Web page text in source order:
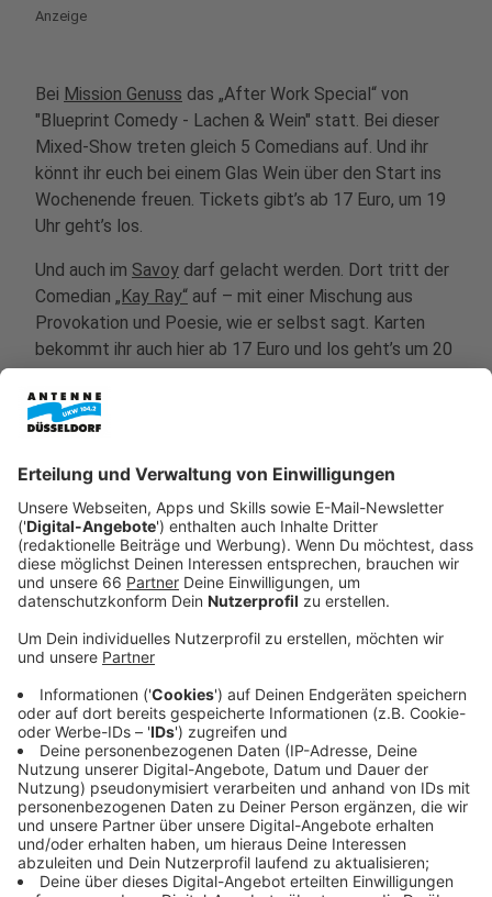
Anzeige
Bei Mission Genuss das „After Work Special“ von
"Blueprint Comedy - Lachen & Wein" statt. Bei dieser
Mixed-Show treten gleich 5 Comedians auf. Und ihr
könnt ihr euch bei einem Glas Wein über den Start ins
Wochenende freuen. Tickets gibt’s ab 17 Euro, um 19
Uhr geht’s los.
Und auch im Savoy darf gelacht werden. Dort tritt der
Comedian „Kay Ray“ auf – mit einer Mischung aus
Provokation und Poesie, wie er selbst sagt. Karten
bekommt ihr auch hier ab 17 Euro und los geht’s um 20
Uhr.
Anzeige
Samstag, 21. Dezember 2024
Anzeige
Kleidertauschparty
Anzeige
Auf derKleidertauschpartyam Samstagnachmittag im
Schauspielhauskönnen wir unsere noch heilen, aber
ungeliebten Kleidungsstücke miteinander tauschen.
So haben diese die Chance, für jemand anderen zum
Lieblingsteil zu werden. Los geht’s um 14 Uhr, der
Eintritt ist frei.